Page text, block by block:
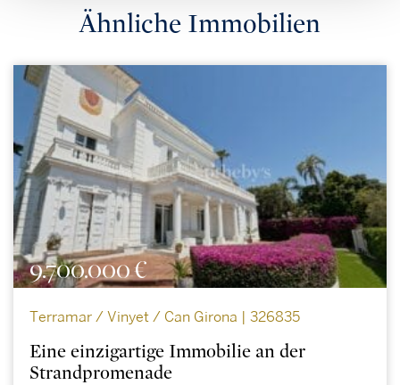
Ähnliche Immobilien
9.700.000 €
Terramar / Vinyet / Can Girona | 326835
Eine einzigartige Immobilie an der
Strandpromenade